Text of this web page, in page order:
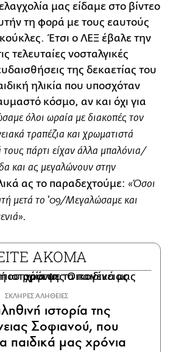
μας είδαμε στο βίντεο
τη φορά με τους εαυτούς
κούκλες. Έτσι ο ΛΕΞ έβαλε την
τελευταίες νοσταλγικές
της δεκαετίας του
ηλικία που υποσχόταν
κόσμο, αν και όχι για
όλοι ωραία με διακοπές τον
τραπέζια και χρωματιστά
τους πάρτι είχαν άλλα μπαλόνια/
και ας μεγαλώνουν στην
ας το παραδεχτούμε: «Όσοι
μετά το ’09/Μεγαλώσαμε και
.
ΑΚΟΜΑ
ΣΚΛΗΡΕΣ ΑΛΗΘΕΙΕΣ
ιστορία της
Σοφιανού, που
παιδικά μας χρόνια